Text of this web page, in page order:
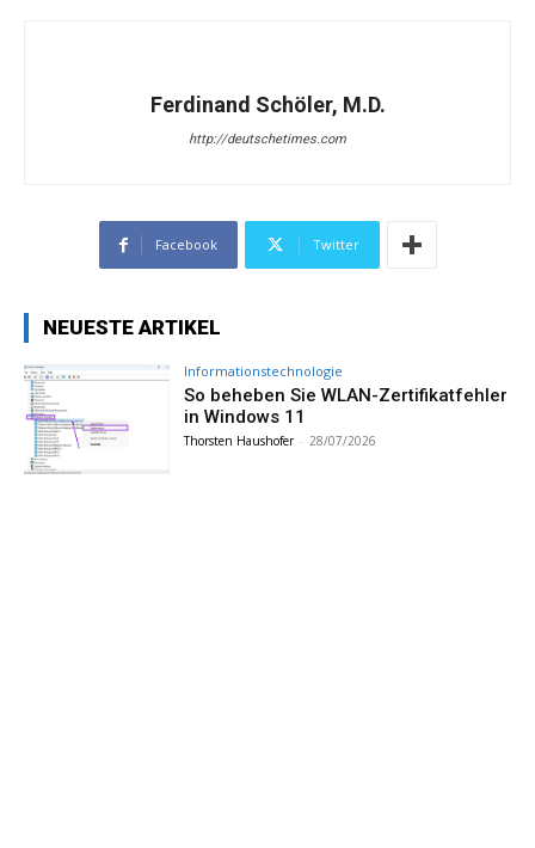
Ferdinand Schöler, M.D.
http://deutschetimes.com
Facebook Twitter
NEUESTE ARTIKEL
Informationstechnologie
So beheben Sie WLAN-Zertifikatfehler
in Windows 11
Thorsten Haushofer - 28/07/2026